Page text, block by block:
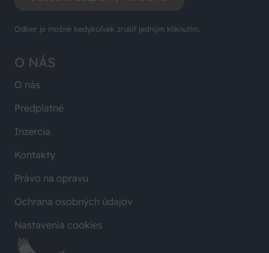
O NÁS
O nás
Predplatné
Inzercia
Kontakty
Právo na opravu
Ochrana osobných údajov
Nastavenia cookies
Odber je možné kedykoľvek zrušiť jedným kliknutím.